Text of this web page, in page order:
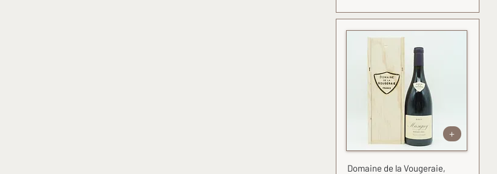
+
Domaine de la Vougeraie,